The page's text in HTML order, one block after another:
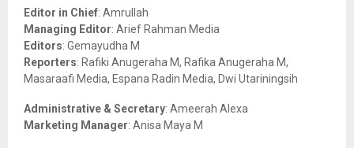
o
r
:
Editor in Chief: Amrullah
Managing Editor: Arief Rahman Media
Editors: Gemayudha M
Reporters: Rafiki Anugeraha M, Rafika Anugeraha M,
Masaraafi Media, Espana Radin Media, Dwi Utariningsih
Administrative & Secretary: Ameerah Alexa
Marketing Manager: Anisa Maya M